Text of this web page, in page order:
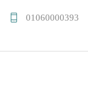
01060000393